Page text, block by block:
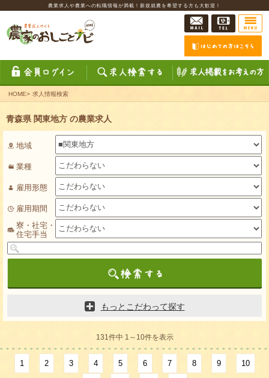
農業求人や農業への転職情報が満載！新規就農を希望する方も大歓迎！
HOME> 求人情報検索
青森県 関東地方 の農業求人
地域
業種
雇用形態
雇用期間
寮・社宅・
住宅手当
もっとこだわって探す
131件中 1～10件を表示
1 2 3 4 5 6 7 8 9 10